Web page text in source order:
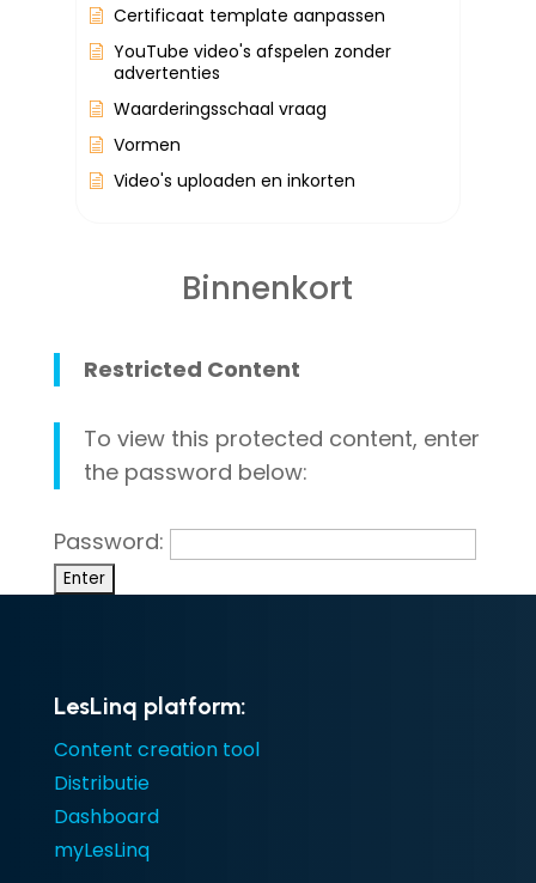
Certificaat template aanpassen
YouTube video's afspelen zonder
advertenties
Waarderingsschaal vraag
Vormen
Video's uploaden en inkorten
Binnenkort
Restricted Content
To view this protected content, enter
the password below:
Password:
LesLinq platform:
Content creation tool
Distributie
Dashboard
myLesLinq